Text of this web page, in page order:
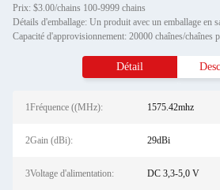
Prix: $3.00/chains 100-9999 chains
Capacité d'approvisionnement: 20000 chaînes/chaînes
Détail
1Fréquence ((MHz): 1575.42mhz
2Gain (dBi): 29dBi
3Voltage d'alimentation: DC 3,3-5,0 V